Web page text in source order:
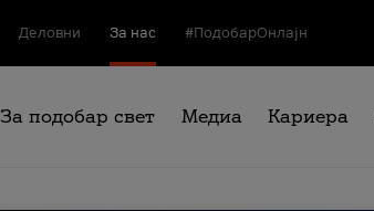
Деловни За нас #ПодобарОнлајн
За подобар свет Медиа Кариера